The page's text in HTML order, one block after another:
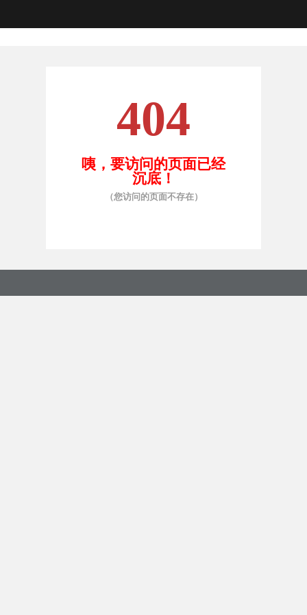
404
咦，要访问的页面已经
沉底！
（您访问的页面不存在）